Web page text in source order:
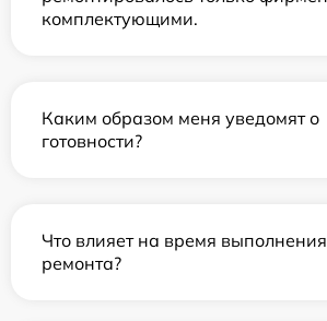
комплектующими.
Каким образом меня уведомят о
готовности?
Что влияет на время выполнения
ремонта?